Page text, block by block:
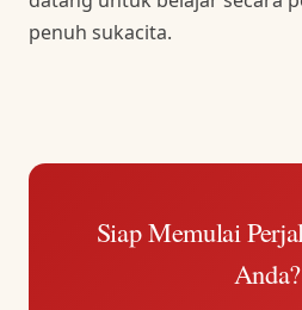
penuh sukacita.
Siap Memulai
Anda?